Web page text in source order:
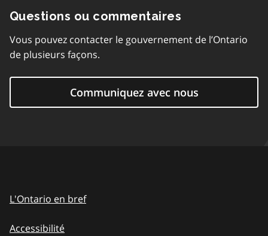
Questions ou commentaires
Vous pouvez contacter le gouvernement de l’Ontario
de plusieurs façons.
Communiquez avec nous
L'Ontario en bref
Accessibilité